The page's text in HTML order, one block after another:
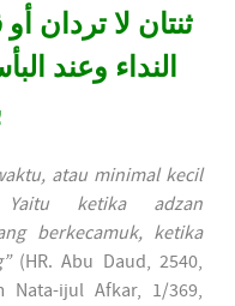
ثنتان لا تردان
النداء وعند
atau minimal kecil
Yaitu ketika adzan
berkecamuk, ketika
(HR. Abu Daud, 2540,
Nata-ijul Afkar, 1/369,